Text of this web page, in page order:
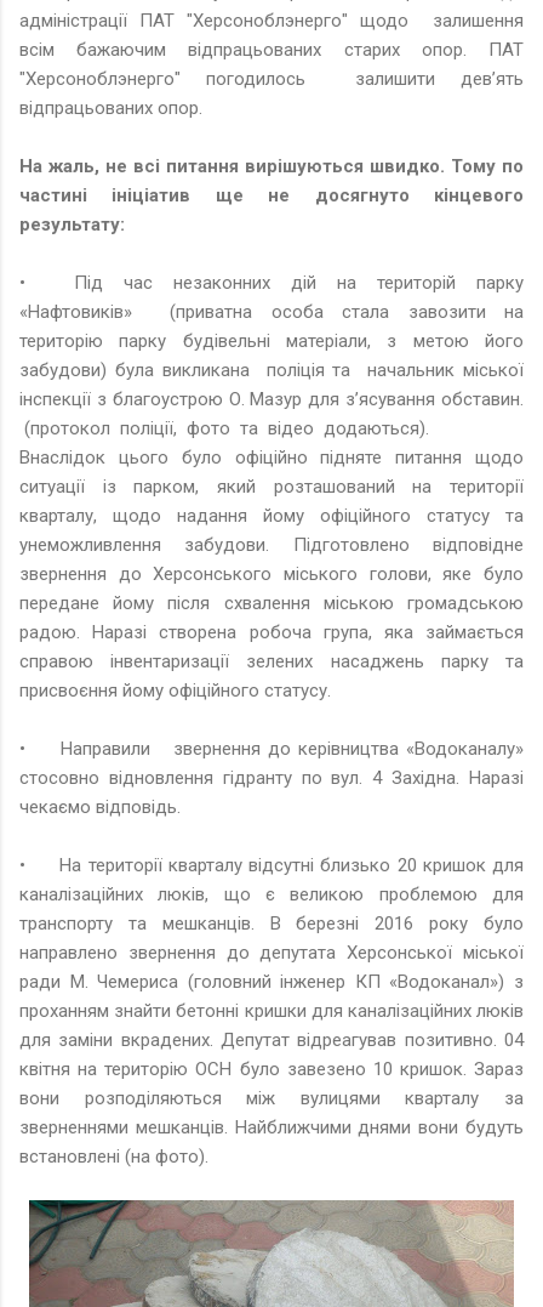
адміністрації ПАТ "Херсоноблэнерго" щодо залишення
всім бажаючим відпрацьованих старих опор. ПАТ
"Херсоноблэнерго" погодилось залишити дев’ять
відпрацьованих опор.
На жаль, не всі питання вирішуються швидко. Тому по
частині ініціатив ще не досягнуто кінцевого
результату:
•
Під час незаконних дій на територій парку
«Нафтовиків» (приватна особа стала завозити на
територію парку будівельні матеріали, з метою його
забудови) була викликана поліція та начальник міської
інспекції з благоустрою О. Мазур для з’ясування обставин.
(протокол поліції, фото та відео додаються).
Внаслідок цього було офіційно підняте питання щодо
ситуації із парком, який розташований на території
кварталу, щодо надання йому офіційного статусу та
унеможливлення забудови. Підготовлено відповідне
звернення до Херсонського міського голови, яке було
передане йому після схвалення міською громадською
радою. Наразі створена робоча група, яка займається
справою інвентаризації зелених насаджень парку та
присвоєння йому офіційного статусу.
•
Направили звернення до керівництва «Водоканалу»
стосовно відновлення гідранту по вул. 4 Західна. Наразі
чекаємо відповідь.
•
На території кварталу відсутні близько 20 кришок для
каналізаційних люків, що є великою проблемою для
транспорту та мешканців. В березні 2016 року було
направлено звернення до депутата Херсонської міської
ради М. Чемериса (головний інженер КП «Водоканал») з
проханням знайти бетонні кришки для каналізаційних люків
для заміни вкрадених. Депутат відреагував позитивно. 04
квітня на територію ОСН було завезено 10 кришок. Зараз
вони розподіляються між вулицями кварталу за
зверненнями мешканців. Найближчими днями вони будуть
встановлені (на фото).